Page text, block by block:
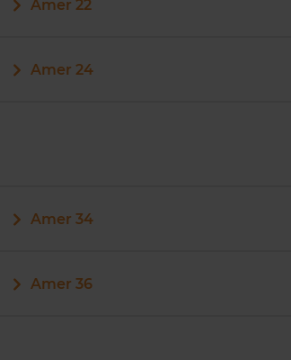
Amer 22
Amer 24
Amer 34
Amer 36